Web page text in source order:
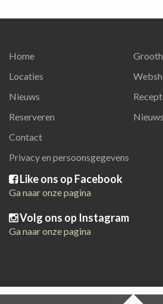
Home
Locaties
Nieuws
Reserveren
Contact
Privacy en persoonsgegevens
Nieuws
Like ons op Facebook
Ga naar onze pagina
Volg ons op Instagram
Ga naar onze pagina